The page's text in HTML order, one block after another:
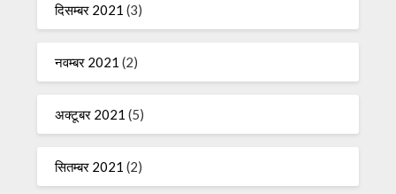
दिसम्बर 2021 (3)
नवम्बर 2021 (2)
अक्टूबर 2021 (5)
सितम्बर 2021 (2)